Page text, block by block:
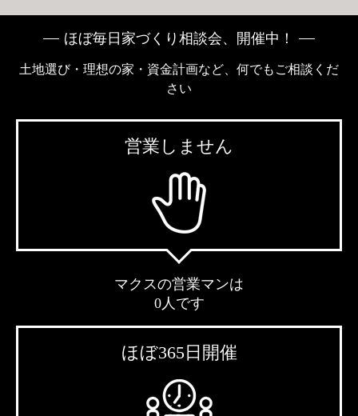
ほぼ毎日家づくり相談会、開催中！
土地選び・理想の家・資金計画など、何でもご相談くだ
さい
営業しません
マクスの営業マンは
0人です
ほぼ365日開催